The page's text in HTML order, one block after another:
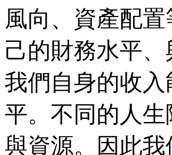
風向、資產配
己的財務水平
我們自身的收
平。不同的人
與資源。因此